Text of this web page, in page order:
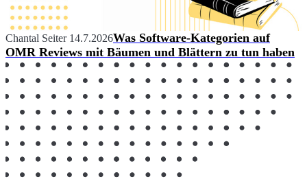
Chantal Seiter 14.7.2026Was Software-Kategorien auf
OMR Reviews mit Bäumen und Blättern zu tun haben